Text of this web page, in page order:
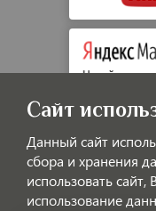
© LAOTIGGO —
Сайт
Данный сайт
сбора и хранения
использовать сайт,
использование